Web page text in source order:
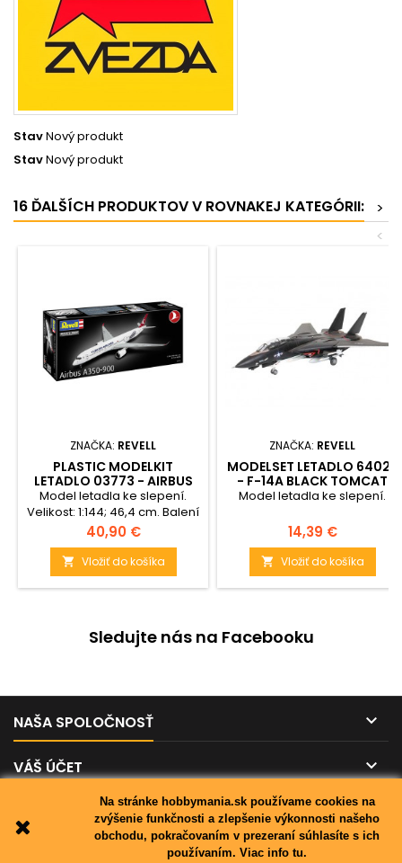
Na stránke hobbymania.sk používame cookies na
zvýšenie funkčnosti a zlepšenie výkonnosti našeho
obchodu, pokračovaním v prezeraní súhlasíte s ich
používaním. Viac info tu.
StavNový produkt
StavNový produkt
16 ĎALŠÍCH PRODUKTOV V ROVNAKEJ KATEGÓRII:
>
<
ZNAČKA: REVELL
PLASTIC MODELKIT
LETADLO 03773 - AIRBUS
A350-900 "TURKISH
AIRLINES" (1:144)
Model letadla ke slepení.
Velikost: 1:144; 46,4 cm. Balení
obsahuje: 120 dílků ke
slepení.
Cena
40,90 €
 Vložiť do košíka
ZNAČKA: REVELL
MODELSET LETADLO 64029
- F-14A BLACK TOMCAT
(1:144)
Model letadla ke slepení.
Cena
14,39 €
 Vložiť do košíka
Sledujte nás na Facebooku
NAŠA SPOLOČNOSŤ 
VÁŠ ÚČET 

© Copyright 2026 hobbymania.sk. All Rights Reserved.